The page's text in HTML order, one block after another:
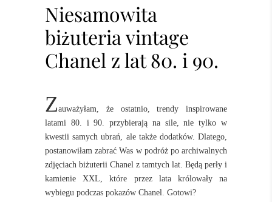
Niesamowita
biżuteria vintage
Chanel z lat 80. i 90.
Zauważyłam, że ostatnio, trendy inspirowane
latami 80. i 90. przybierają na sile, nie tylko w
kwestii samych ubrań, ale także dodatków. Dlatego,
postanowiłam zabrać Was w podróż po archiwalnych
zdjęciach biżuterii Chanel z tamtych lat. Będą perły i
kamienie XXL, które przez lata królowały na
wybiegu podczas pokazów Chanel. Gotowi?